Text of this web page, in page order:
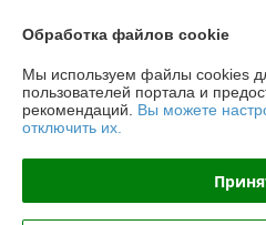
"ЛедЭлектроСвет"
ул. Будславская, д. 19, офис 209
Регистрационный номер ЕГР:
УНП: 192989120
Регистрационный орган: Минский
Обработка файлов cookie
Мы используем файлы cookies
пользователей портала и
рекомендаций. Вы можете
отключить их.